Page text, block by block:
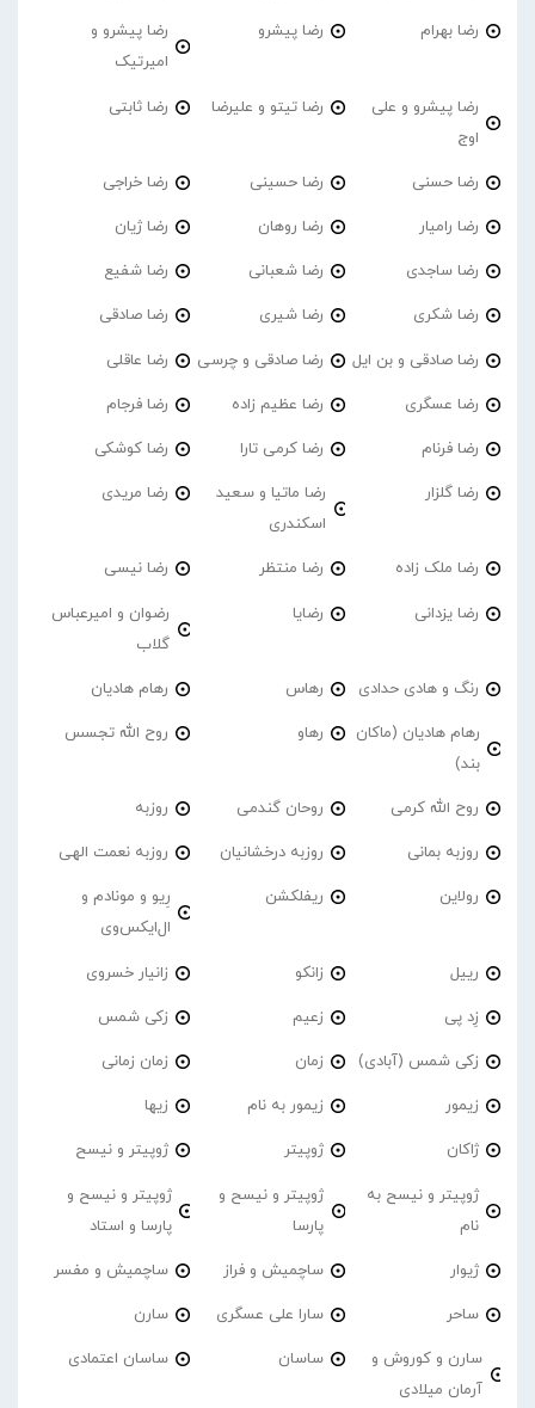
رضا بهرام رضا پیشرو
رضا پیشرو و
امیرتیک
رضا پیشرو و علی
اوج
رضا تیتو و علیرضا رضا ثابتی
رضا حسنی رضا حسینی رضا خراجی
رضا رامیار رضا روهان رضا ژیان
رضا ساجدی رضا شعبانی رضا شفیع
رضا شکری رضا شیری رضا صادقی
رضا صادقی و بن ایل رضا صادقی و چرسی رضا عاقلی
رضا عسگری رضا عظیم زاده رضا فرجام
رضا فرنام رضا کرمی تارا رضا کوشکی
رضا گلزار
رضا ماتیا و سعید
اسکندری
رضا مریدی
رضا ملک زاده رضا منتظر رضا نیسی
رضا یزدانی رضایا
رضوان و امیرعباس
گلاب
رنگ و هادی حدادی رهاس رهام هادیان
رهام هادیان (ماکان
بند)
رهاو روح الله تجسس
روح الله کرمی روحان گندمی روزبه
روزبه بمانی روزبه درخشانیان روزبه نعمت الهی
رولاین ریفلکشن
رِیو و مونادم و
ال‌ایکس‌وی
رییل زانکو زانیار خسروی
زِد پی زعیم زکی شمس
زکی شمس (آبادی) زمان زمان زمانی
زیمور زیمور به نام زیها
ژاکان ژوپیتر ژوپیتر و نیسح
ژوپیتر و نیسح به
نام
ژوپیتر و نیسح و
پارسا
ژوپیتر و نیسح و
پارسا و استاد
ژیوار ساچمیش و فراز ساچمیش و مفسر
ساحر سارا علی عسگری سارن
سارن و کوروش و
آرمان میلادی
ساسان ساسان اعتمادی